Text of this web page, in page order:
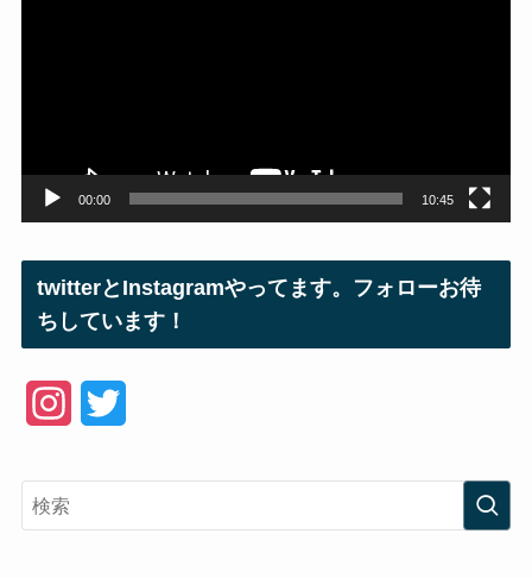
00:00 10:45
twitterとInstagramやってます。フォローお待
ちしています！